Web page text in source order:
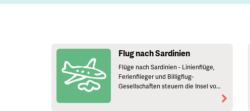
Flug nach Sardinien
Flüge nach Sardinien - Linienflüge,
Ferienflieger und Billigflug-
Gesellschaften steuern die Insel vo...